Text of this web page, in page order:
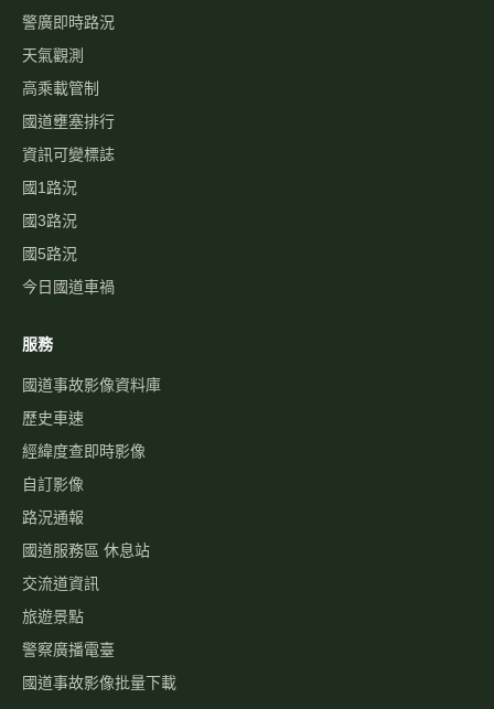
警廣即時路況
天氣觀測
高乘載管制
國道壅塞排行
資訊可變標誌
國1路況
國3路況
國5路況
今日國道車禍
服務
國道事故影像資料庫
歷史車速
經緯度查即時影像
自訂影像
路況通報
國道服務區 休息站
交流道資訊
旅遊景點
警察廣播電臺
國道事故影像批量下載